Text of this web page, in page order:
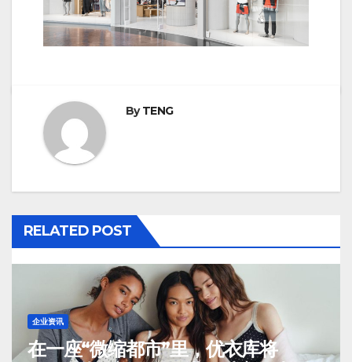
ByTENG
RELATED POST
企业资讯
在一座“微缩都市”里，优衣库将